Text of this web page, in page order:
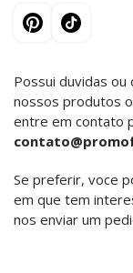
Possui duvidas
nossos produtos
entre em contato
Se preferir, voce
em que tem
nos enviar um